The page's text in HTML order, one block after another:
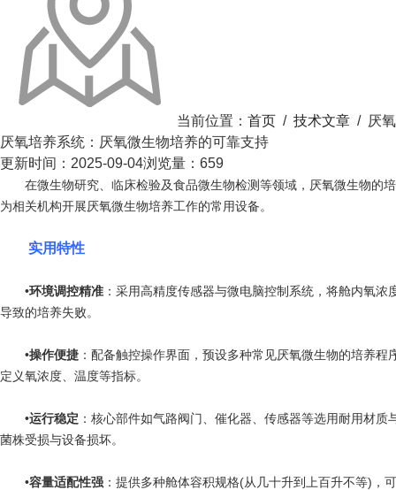
当前位置： 首页 / 技术文章 / 厌
厌氧培养系统：厌氧微生物培养的可靠支持​
更新时间：2025-09-04浏览量：659
在微生物研究、临床检验及食品微生物检测等领域，厌氧微生物的
为相关机构开展厌氧微生物培养工作的常用设备。
实用特性
•环境调控精准 ：采用高精度传感器与微电脑控制系统，将舱内氧
导致的培养失败。
•操作便捷 ：配备触控操作界面，预设多种常见厌氧微生物的培养
定义氧浓度、温度等指标。
•运行稳定 ：核心部件如气路阀门、催化器、传感器等选用耐用材
菌株受损与设备损坏。
•容量适配性强 ：提供多种舱体容积规格(从几十升到上百升不等)